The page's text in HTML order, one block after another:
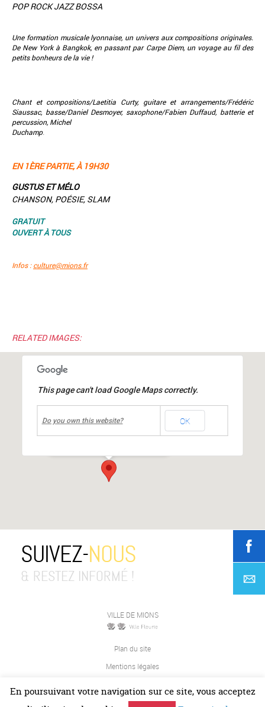
POP ROCK JAZZ BOSSA
Une formation musicale lyonnaise, un univers aux compositions originales.
De New York à Bangkok, en passant par Carpe Diem, un voyage au fil des
petits bonheurs de la vie !
Chant et compositions/Laetitia Curty, guitare et arrangements/Frédéric
Siaussac, basse/Daniel Desmoyer, saxophone/Fabien Duffaud, batterie et
percussion, Michel
Duchamp.
EN 1ÈRE PARTIE, À 19H30
GUSTUS ET MÉLO
CHANSON, POÉSIE, SLAM
GRATUIT
OUVERT À TOUS
Infos :culture@mions.fr
RELATED IMAGES:
Parc Théodore Monod
MIONS
This page can't load Google Maps correctly.
Do you own this website? OK
SUIVEZ-NOUS
& RESTEZ INFORMÉ !
VILLE DE MIONS
Plan du site
Mentions légales
JETPULP
En poursuivant votre navigation sur ce site, vous acceptez